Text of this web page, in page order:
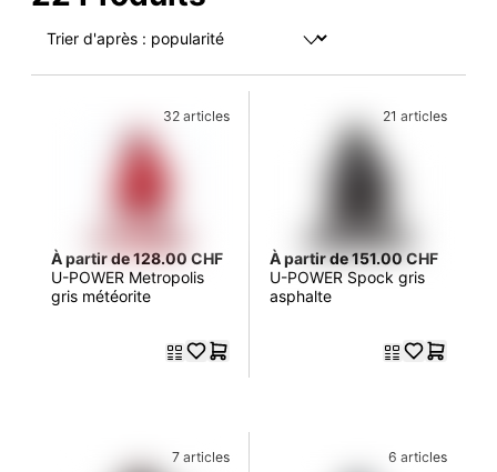
32 articles
À partir de 128.00 CHF
U-POWER Metropolis
gris météorite
21 articles
À partir de 151.00 CHF
U-POWER Spock gris
asphalte
7 articles 6 articles